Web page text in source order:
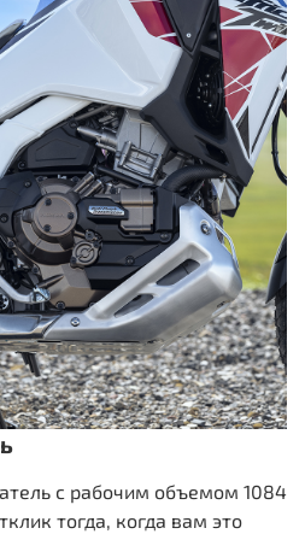
с рабочим объемом 1084
тогда, когда вам это